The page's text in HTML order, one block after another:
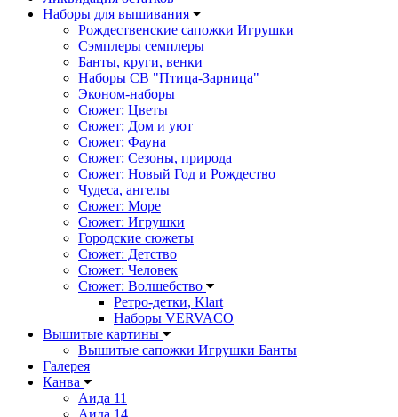
Наборы для вышивания
Рождественские сапожки Игрушки
Сэмплеры семплеры
Банты, круги, венки
Наборы СВ "Птица-Зарница"
Эконом-наборы
Сюжет: Цветы
Сюжет: Дом и уют
Сюжет: Фауна
Сюжет: Сезоны, природа
Сюжет: Новый Год и Рождество
Чудеса, ангелы
Сюжет: Море
Сюжет: Игрушки
Городские сюжеты
Сюжет: Детство
Сюжет: Человек
Сюжет: Волшебство
Ретро-детки, Klart
Наборы VERVACO
Вышитые картины
Вышитые сапожки Игрушки Банты
Галерея
Канва
Аида 11
Аида 14